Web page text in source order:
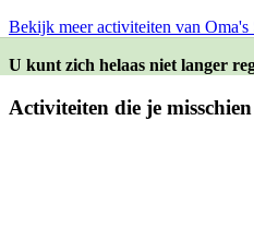
Bekijk meer activiteiten van
U kunt zich helaas niet langer
Activiteiten die je